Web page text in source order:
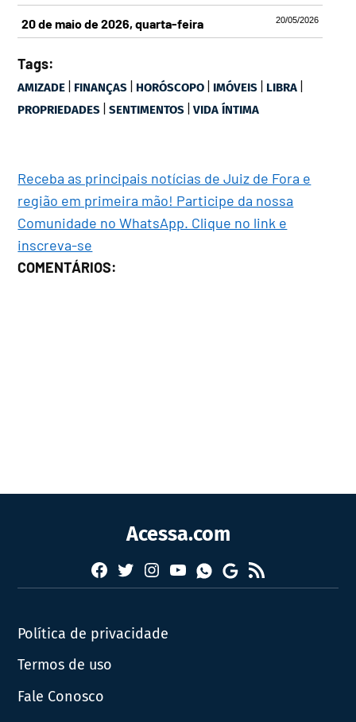
20/05/2026
20 de maio de 2026, quarta-feira
Tags:
AMIZADE | FINANÇAS | HORÓSCOPO | IMÓVEIS | LIBRA |
PROPRIEDADES |SENTIMENTOS |VIDA ÍNTIMA
Receba as principais notícias de Juiz de Fora e
região em primeira mão! Participe da nossa
Comunidade no WhatsApp. Clique no link e
inscreva-se
COMENTÁRIOS:
Acessa.com
Facebook
TwitterInstagram
YouTubeWhatsapp
Google
News
RSS
Política de privacidade
Termos de uso
Fale Conosco